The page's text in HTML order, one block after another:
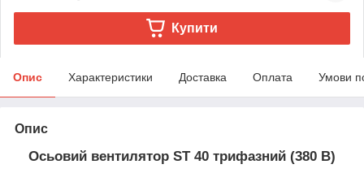
Купити
Опис Характеристики Доставка Оплата Умови
Опис
Осьовий вентилятор ST 40 трифазний (380 В)